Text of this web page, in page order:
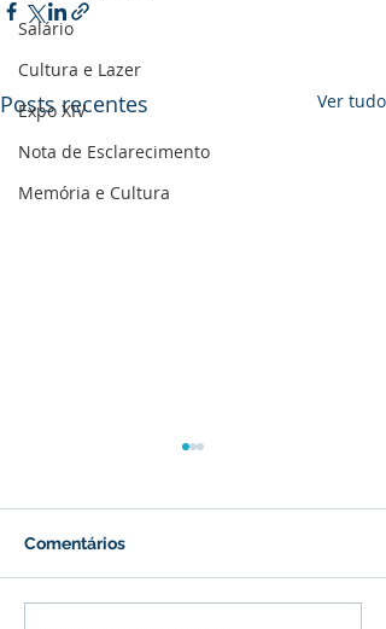
Salário
Cultura e Lazer
Expo XIV
Nota de Esclarecimento
Memória e Cultura
Posts recentes Ver tudo
Comentários